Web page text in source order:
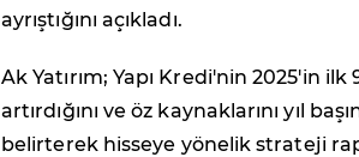
ayrıştığını açıkladı.
Ak Yatırım; Yapı Kredi'nin 2025'in ilk
artırdığını ve öz kaynaklarını yıl
belirterek hisseye yönelik strateji